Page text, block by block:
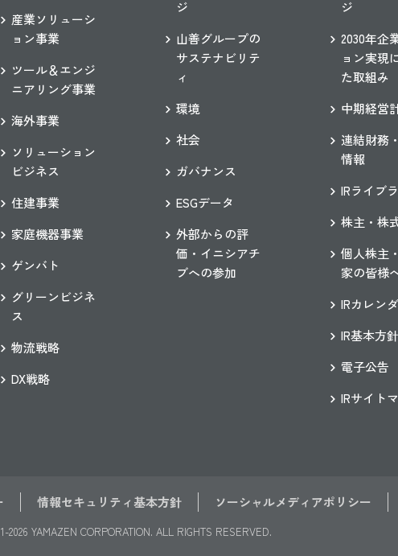
産業ソリューシ
ョン事業
ツール＆エンジ
ニアリング事業
海外事業
ソリューション
ビジネス
住建事業
家庭機器事業
ゲンバト
グリーンビジネ
ス
物流戦略
DX戦略
ジ
山善グループの
サステナビリテ
ィ
環境
社会
ガバナンス
ESGデータ
外部からの評
価・イニシアチ
ブへの参加
ジ
2030年企
ョン実現
た取組み
中期経営
連結財務
情報
IRライブ
株主・株
個人株主
家の皆様
IRカレン
IR基本方針
電子公告
IRサイト
情報セキュリティ基本方針 ソーシャルメディアポリシー
2026 YAMAZEN CORPORATION. ALL RIGHTS RESERVED.